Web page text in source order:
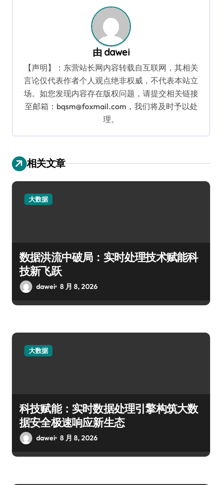
由 dawei
【声明】：东营站长网内容转载自互联网，其相关
言论仅代表作者个人观点绝非权威，不代表本站立
场。如您发现内容存在版权问题，请提交相关链接
至邮箱：bqsm@foxmail.com，我们将及时予以处
理。
相关文章
大数据
数据洪流中破局：实时处理技术赋能科
技新飞跃
dawei 8 月 8, 2026
大数据
科技赋能：实时数据处理引擎构筑大数
据安全极速响应新生态
dawei 8 月 8, 2026